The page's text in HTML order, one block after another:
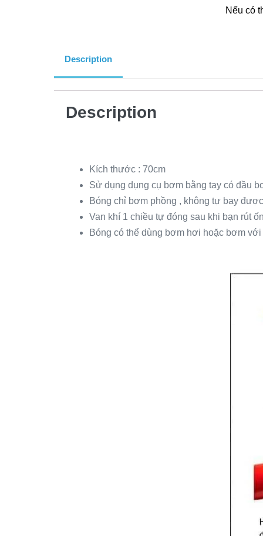
Nếu có
Description
Description
Kích thước : 70cm
Sử dụng dụng cụ bơm bằng tay có đầu
Bóng chỉ bơm phồng , không tự bay
Van khí 1 chiều tự đóng sau khi bạn rút
Bóng có thể dùng bơm hơi hoặc bơm